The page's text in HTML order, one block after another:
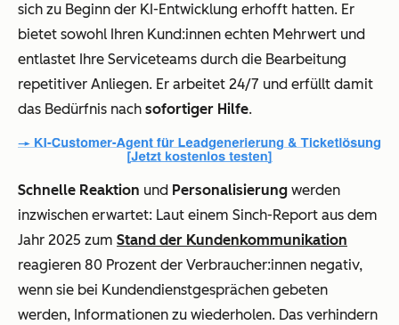
sich zu Beginn der KI-Entwicklung erhofft hatten. Er
bietet sowohl Ihren Kund:innen echten Mehrwert und
entlastet Ihre Serviceteams durch die Bearbeitung
repetitiver Anliegen. Er arbeitet 24/7 und erfüllt damit
das Bedürfnis nach sofortiger Hilfe.
Schnelle Reaktion und Personalisierung werden
inzwischen erwartet: Laut einem Sinch-Report aus dem
Jahr 2025 zum Stand der Kundenkommunikation
reagieren 80 Prozent der Verbraucher:innen negativ,
wenn sie bei Kundendienstgesprächen gebeten
werden, Informationen zu wiederholen. Das verhindern